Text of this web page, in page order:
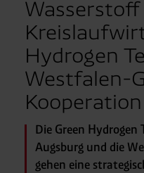
Wasserstoff
Hydrogen
Westfalen-
Kooperation
Die Green Hydrogen
Augsburg und die
gehen eine